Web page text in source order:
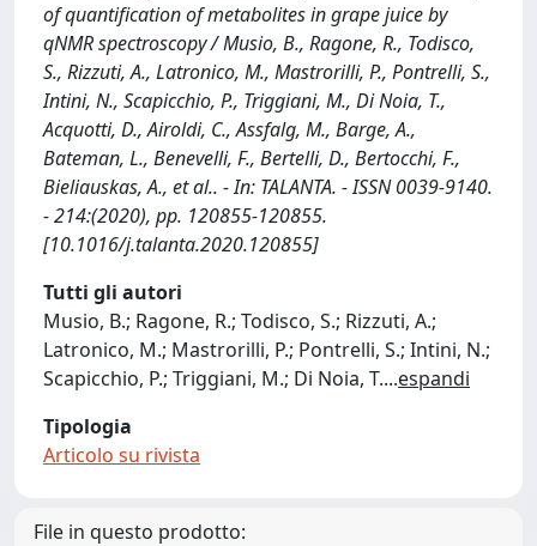
of quantification of metabolites in grape juice by
qNMR spectroscopy / Musio, B., Ragone, R., Todisco,
S., Rizzuti, A., Latronico, M., Mastrorilli, P., Pontrelli, S.,
Intini, N., Scapicchio, P., Triggiani, M., Di Noia, T.,
Acquotti, D., Airoldi, C., Assfalg, M., Barge, A.,
Bateman, L., Benevelli, F., Bertelli, D., Bertocchi, F.,
Bieliauskas, A., et al.. - In: TALANTA. - ISSN 0039-9140.
- 214:(2020), pp. 120855-120855.
[10.1016/j.talanta.2020.120855]
Tutti gli autori
Musio, B.; Ragone, R.; Todisco, S.; Rizzuti, A.;
Latronico, M.; Mastrorilli, P.; Pontrelli, S.; Intini, N.;
Scapicchio, P.; Triggiani, M.; Di Noia, T....espandi
Tipologia
Articolo su rivista
File in questo prodotto: